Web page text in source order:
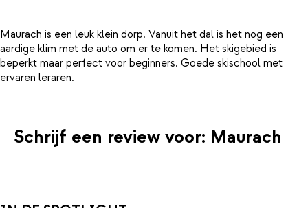
Maurach is een leuk klein dorp. Vanuit het dal is het nog een
aardige klim met de auto om er te komen. Het skigebied is
beperkt maar perfect voor beginners. Goede skischool met
Schrijf een review voor: Maurach